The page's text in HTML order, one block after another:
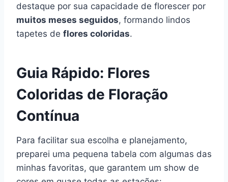
destaque por sua capacidade de florescer por
muitos meses seguidos, formando lindos
tapetes de flores coloridas.
Guia Rápido: Flores
Coloridas de Floração
Contínua
Para facilitar sua escolha e planejamento,
preparei uma pequena tabela com algumas das
minhas favoritas, que garantem um show de